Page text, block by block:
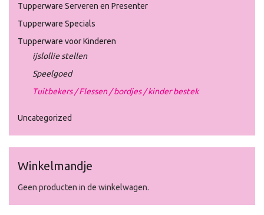
Tupperware Serveren en Presenter
Tupperware Specials
Tupperware voor Kinderen
ijslollie stellen
Speelgoed
Tuitbekers / Flessen / bordjes / kinder bestek
Uncategorized
Winkelmandje
Geen producten in de winkelwagen.